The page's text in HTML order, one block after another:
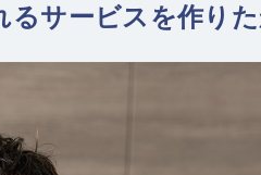
るサービスを作り